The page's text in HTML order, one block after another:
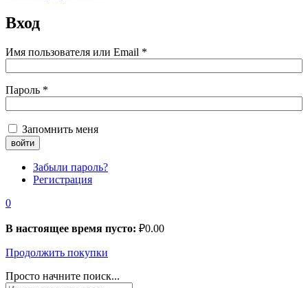
Вход
Имя пользователя или Email *
Пароль *
Запомнить меня
Забыли пароль?
Регистрация
0
В настоящее время пусто: ₽0.00
Продолжить покупки
Просто начните поиск...